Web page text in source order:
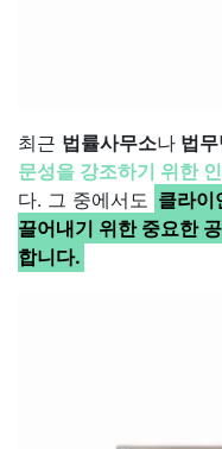
최근 법률사무소나 법
문성을 강조하기 위한
다. 그 중에서도 클라이
끌어내기 위한 중요한
합니다.